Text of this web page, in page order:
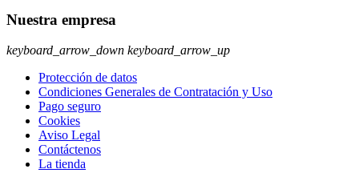
Nuestra empresa
keyboard_arrow_down keyboard_arrow_up
Protección de datos
Condiciones Generales de Contratación y Uso
Pago seguro
Cookies
Aviso Legal
Contáctenos
La tienda